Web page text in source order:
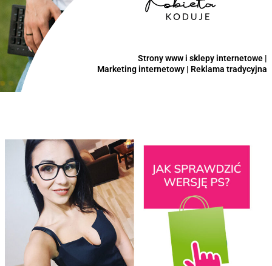
Strony www i sklepy internetowe |
Marketing internetowy | Reklama tradycyjna